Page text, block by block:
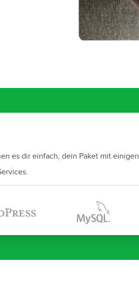
es dir einfach, dein Paket mit